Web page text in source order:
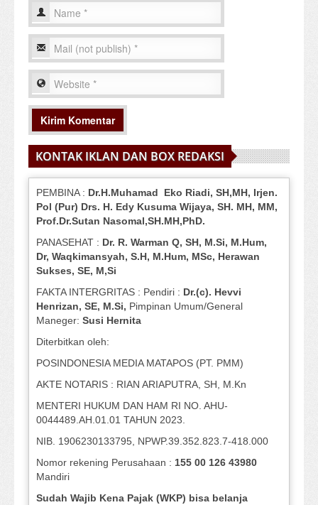
KONTAK IKLAN DAN BOX REDAKSI
PEMBINA : Dr.H.Muhamad Eko Riadi, SH,MH, Irjen.
Pol (Pur) Drs. H. Edy Kusuma Wijaya, SH. MH, MM,
Prof.Dr.Sutan Nasomal,SH.MH,PhD.
PANASEHAT : Dr. R. Warman Q, SH, M.Si, M.Hum,
Dr, Waqkimansyah, S.H, M.Hum, MSc, Herawan
Sukses, SE, M,Si
FAKTA INTERGRITAS : Pendiri : Dr.(c). Hevvi
Henrizan, SE, M.Si, Pimpinan Umum/General
Maneger: Susi Hernita
Diterbitkan oleh:
POSINDONESIA MEDIA MATAPOS (PT. PMM)
AKTE NOTARIS : RIAN ARIAPUTRA, SH, M.Kn
MENTERI HUKUM DAN HAM RI NO. AHU-
0044489.AH.01.01 TAHUN 2023.
NIB. 1906230133795, NPWP.39.352.823.7-418.000
Nomor rekening Perusahaan : 155 00 126 43980
Mandiri
Sudah Wajib Kena Pajak (WKP) bisa belanja